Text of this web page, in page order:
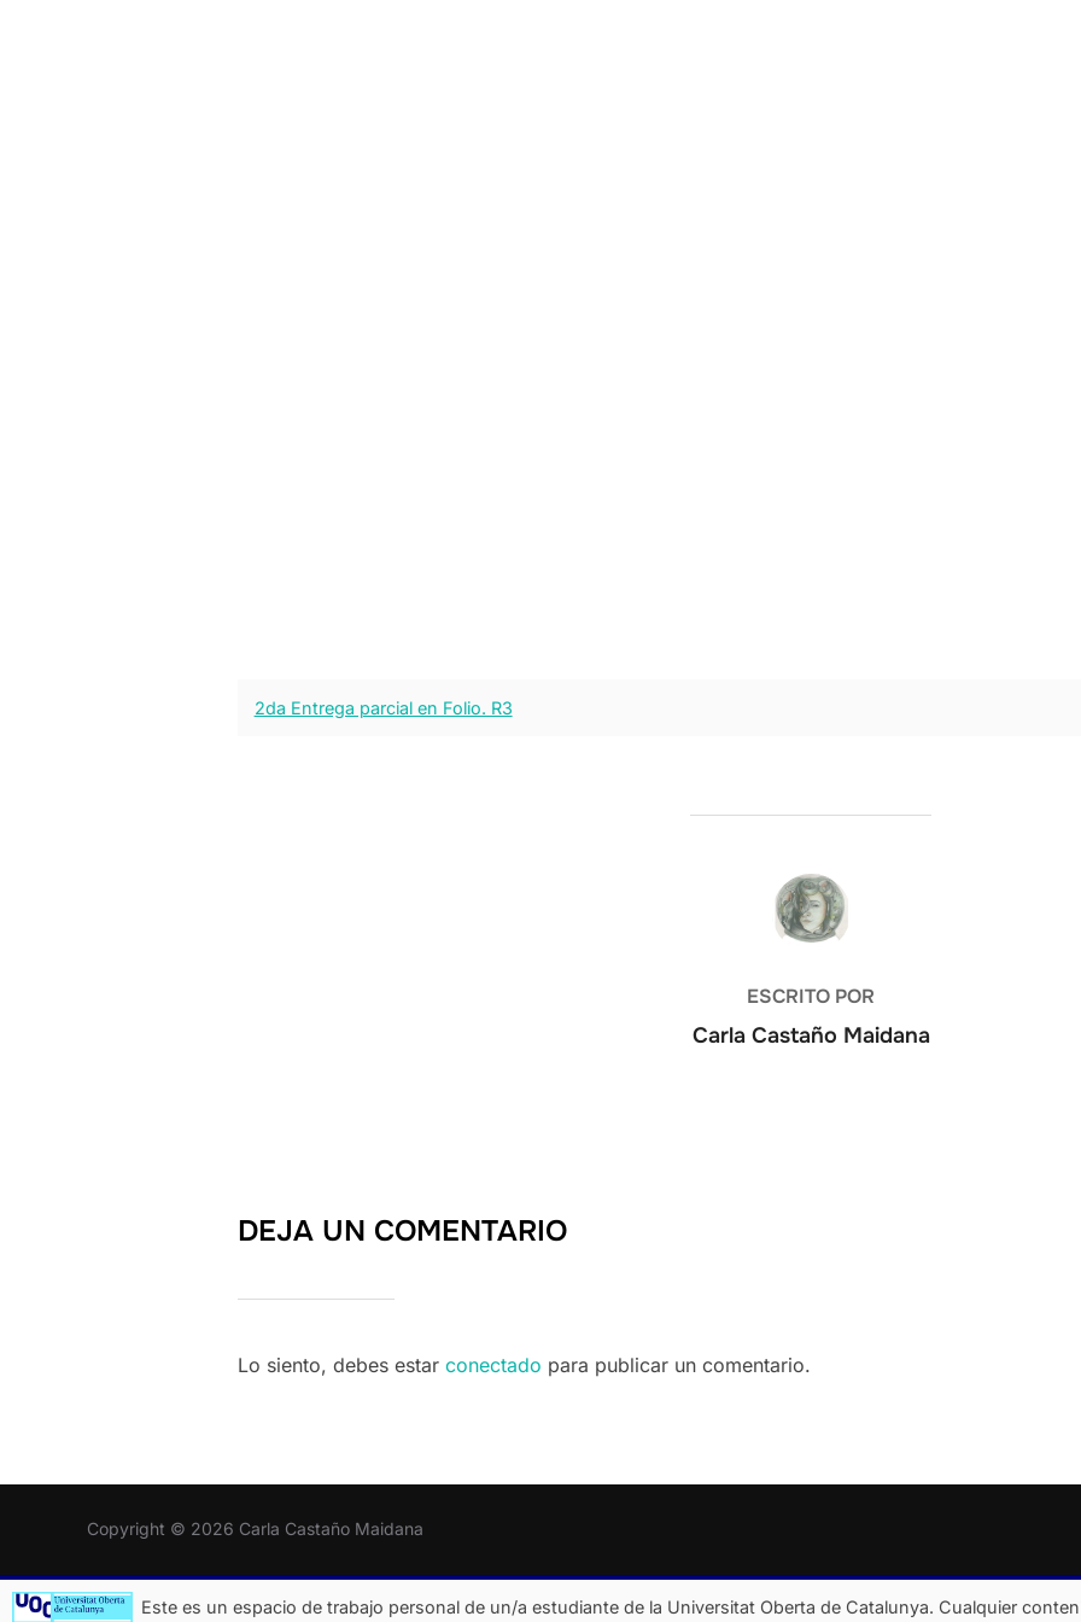
2da Entrega parcial en Folio. R3
AUTOR DE LA PUBLICACIÓN
ESCRITO POR
Carla Castaño Maidana
DEJA UN COMENTARIO
Lo siento, debes estar conectado para publicar un comentario.
Copyright © 2026 Carla Castaño Maidana
Este es un espacio de trabajo personal de un/a estudiante de la Universitat Oberta de Catalunya. Cualquier